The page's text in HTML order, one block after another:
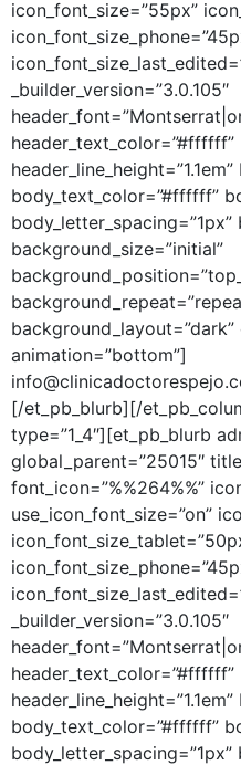
icon_font_size=”55px”
_builder_version=”3.0.105″
header_text_color=”#ffffff”
body_text_color=”#ffffff”
body_letter_spacing=”1px”
background_size=”initial”
animation=”bottom”]
[/et_pb_blurb][/
type=”1_4″][et_pb_blurb
global_parent=”25015″
font_icon=”%%264%%”
use_icon_font_size=”on”
_builder_version=”3.0.105″
header_text_color=”#ffffff”
body_text_color=”#ffffff”
body_letter_spacing=”1px”